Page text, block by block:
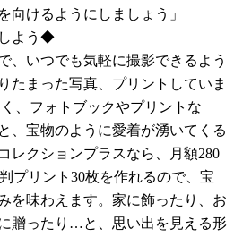
向けるようにしましょう」
よう◆
、いつでも気軽に撮影できるよう
たまった写真、プリントしていま
、フォトブックやプリントな
、宝物のように愛着が湧いてくる
レクションプラスなら、月額280
プリント30枚を作れるので、宝
を味わえます。家に飾ったり、お
贈ったり…と、思い出を見える形